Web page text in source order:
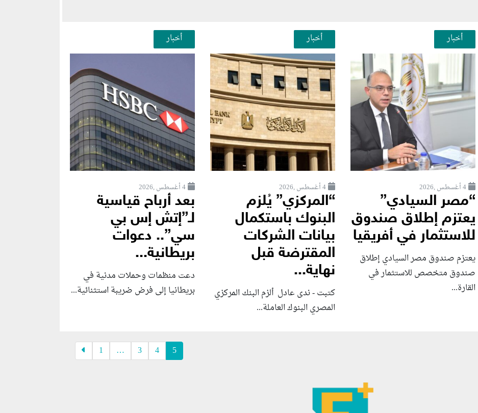
أخبار
4 أغسطس ,2026
“مصر السيادي”
يعتزم إطلاق صندوق
للاستثمار في أفريقيا
يعتزم صندوق مصر السيادي إطلاق
صندوق متخصص للاستثمار في
القارة...
أخبار
4 أغسطس ,2026
“المركزي” يُلزم
البنوك باستكمال
بيانات الشركات
المقترضة قبل
نهاية...
كتبت - ندى عادل ألزم البنك المركزي
المصري البنوك العاملة...
أخبار
4 أغسطس ,2026
بعد أرباح قياسية
لـ”إتش إس بي
سي”.. دعوات
بريطانية...
دعت منظمات وحملات مدنية في
بريطانيا إلى فرض ضريبة استثنائية...
1 … 3 4 5